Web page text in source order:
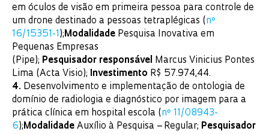
em óculos de visão em primeira pessoa para controle de
um drone destinado a pessoas tetraplégicas ( nº
16/15351-1 ); Modalidade Pesquisa Inovativa em
Pequenas Empresas
(Pipe); Pesquisador responsável
Marcus Vinicius Pontes
Lima (Acta Visio);
Investimento R$ 57.974,44.
4. Desenvolvimento e implementação de ontologia de
domínio de radiologia e diagnóstico por imagem para a
prática clínica em hospital escola ( nº 11/08943-
6 ); Modalidade Auxílio à Pesquisa – Regular; Pesquisador